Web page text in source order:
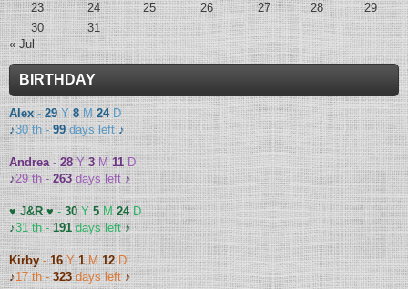
23
24 25 26 27 28
29
30
31
« Jul
BIRTHDAY
Alex-29Y8M 24D
♪30 th -99days left♪
Andrea-28Y3M11D
♪29 th -263 days left♪
♥ J&R ♥-30Y5 M24D
♪31 th -191days left♪
Kirby-16Y1M12D
♪17 th -323days left♪